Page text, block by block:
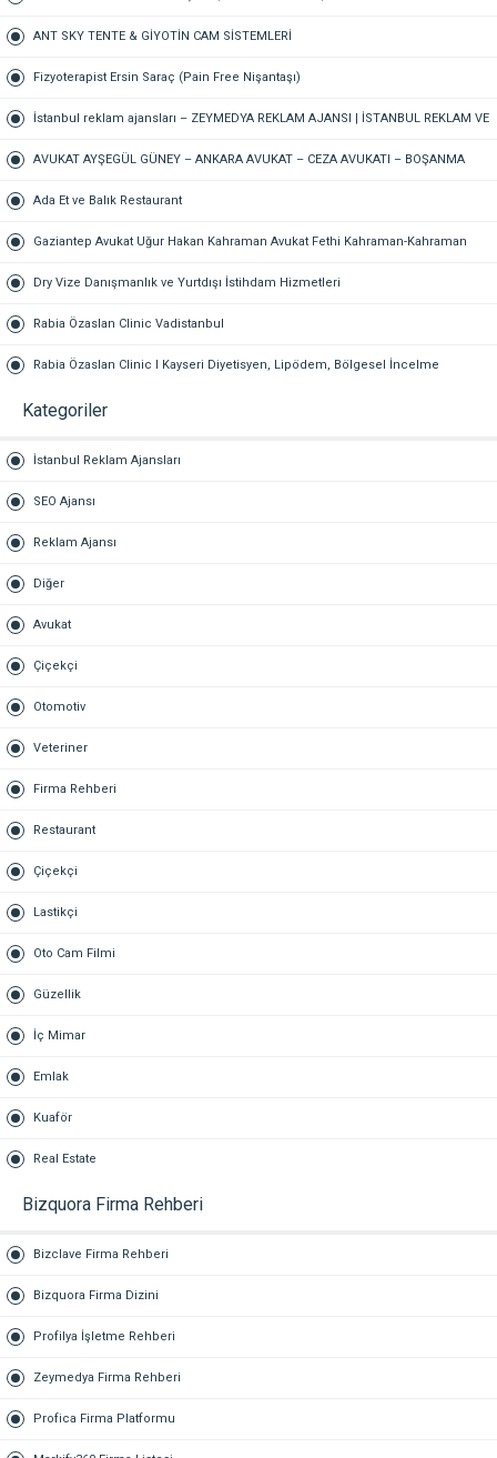
BÜROSU – AİLE, CEZA, İŞ HUKUKU, BOŞANMA AVUKATI
ANT SKY TENTE & GİYOTİN CAM SİSTEMLERİ
Fizyoterapist Ersin Saraç (Pain Free Nişantaşı)
İstanbul reklam ajansları – ZEYMEDYA REKLAM AJANSI | İSTANBUL REKLAM VE
SEO AJANSI, DİJİTAL PAZARLAMA AJANSI, SOSYAL MEDYA AJANSI, 360
REKLAM
AVUKAT AYŞEGÜL GÜNEY – ANKARA AVUKAT – CEZA AVUKATI – BOŞANMA
AVUKATI – TAZMİNAT AVUKATI
Ada Et ve Balık Restaurant
Gaziantep Avukat Uğur Hakan Kahraman Avukat Fethi Kahraman-Kahraman
Hukuk Bürosu Gaziantep
Dry Vize Danışmanlık ve Yurtdışı İstihdam Hizmetleri
Rabia Özaslan Clinic Vadistanbul
Rabia Özaslan Clinic I Kayseri Diyetisyen, Lipödem, Bölgesel İncelme
Kategoriler
İstanbul Reklam Ajansları
SEO Ajansı
Reklam Ajansı
Diğer
Avukat
Çiçekçi
Otomotiv
Veteriner
Firma Rehberi
Restaurant
Çiçekçi
Lastikçi
Oto Cam Filmi
Güzellik
İç Mimar
Emlak
Kuaför
Real Estate
Bizquora Firma Rehberi
Bizclave Firma Rehberi
Bizquora Firma Dizini
Profilya İşletme Rehberi
Zeymedya Firma Rehberi
Profica Firma Platformu